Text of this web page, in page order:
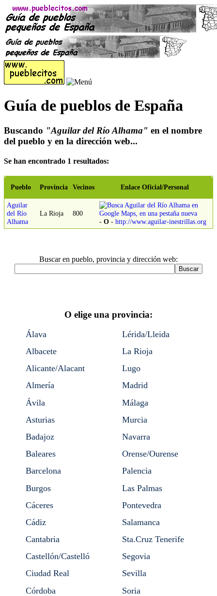
Guía de pueblos de España
Buscando "Aguilar del Río Alhama" en el nombre
del pueblo y en la dirección web...
Se han encontrado 1 resultados:
Pueblo Provincia Vecinos Enlace Oficial/Personal
Aguilar
del Río
Alhama
La Rioja
800
- O - http://www.aguilar-inestrillas.org
Buscar en pueblo, provincia y dirección web:
O elige una provincia:
Álava
Albacete
Alicante/Alacant
Almería
Ávila
Asturias
Badajoz
Baleares
Barcelona
Burgos
Cáceres
Cádiz
Cantabria
Castellón/Castelló
Ciudad Real
Córdoba
Lérida/Lleida
La Rioja
Lugo
Madrid
Málaga
Murcia
Navarra
Orense/Ourense
Palencia
Las Palmas
Pontevedra
Salamanca
Sta.Cruz Tenerife
Segovia
Sevilla
Soria